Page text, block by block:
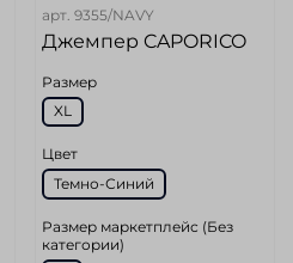
арт. 9355/NAVY
Джемпер CAPORICO
Размер
XL
Цвет
Темно-Синий
Размер маркетплейс (Без
категории)